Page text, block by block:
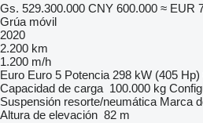
Gs. 529.300.000 CNY 600.000 ≈ EUR
Grúa móvil
2020
2.200 km
1.200 m/h
Euro Euro 5 Potencia 298 kW (405 Hp)
Capacidad de carga 100.000 kg
Suspensión resorte/neumática Marca
Altura de elevación 82 m